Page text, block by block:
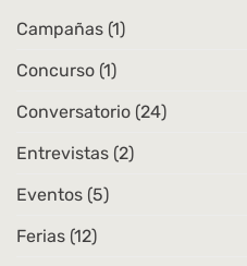
Campañas (1)
Concurso (1)
Conversatorio (24)
Entrevistas (2)
Eventos (5)
Ferias (12)